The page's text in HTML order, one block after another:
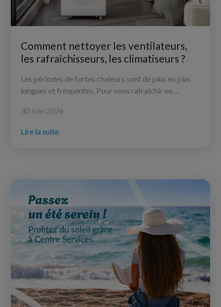
Comment nettoyer les ventilateurs,
les rafraîchisseurs, les climatiseurs ?
Les périodes de fortes chaleurs sont de plus en plus
longues et fréquentes. Pour vous rafraîchir ou ...
30 Juin 2026
Lire la suite